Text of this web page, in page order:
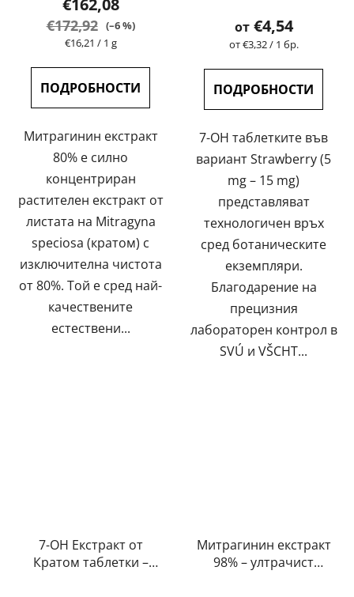
продукта
е
от
€172,92 (–6 %)
Измерване
цената:
€16,21 / 1 g
ПОДРОБНОСТИ
Митрагинин екстракт
80% е силно
концентриран
растителен екстракт от
листата на Mitragyna
speciosa (кратом) с
изключителна чистота
от 80%. Той е сред най-
качествените
естествени...
от€4,54
Измерване
цената:
от €3,32 / 1 бр.
ПОДРОБНОСТИ
7-OH таблетките във
вариант Strawberry (5
mg – 15 mg)
представляват
технологичен връх
сред ботаническите
екземпляри.
Благодарение на
прецизния
лабораторен контрол в
SVÚ и VŠCHT...
7-OH Екстракт от
Кратом таблетки –
Митрагинин екстракт
98% – ултрачист